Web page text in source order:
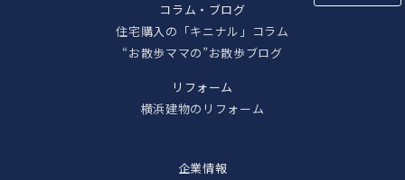
コラム・ブログ
住宅購入の「キニナル」コラム
“お散歩ママの”お散歩ブログ
リフォーム
横浜建物のリフォーム
企業情報